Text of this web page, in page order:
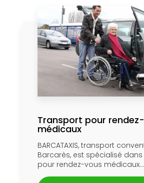
Transport pour
médicaux
BARCATAXIS, transport
Barcarès, est spécialisé
pour rendez-vous